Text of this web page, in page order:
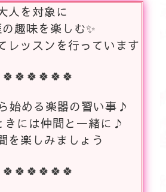
人を対象に
趣味を楽しむ✨
レッスンを行っています
始める楽器の習い事♪
には仲間と一緒に♪
を楽しみましょう